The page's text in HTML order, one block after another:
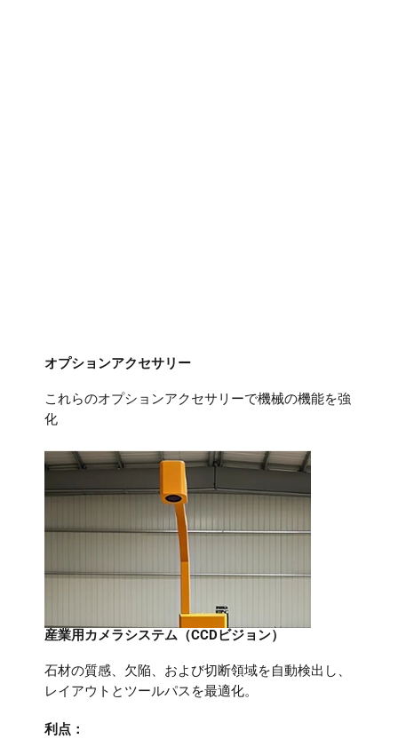
オプションアクセサリー
これらのオプションアクセサリーで機械の機能を強
化
産業用カメラシステム（CCDビジョン）
石材の質感、欠陥、および切断領域を自動検出し、
レイアウトとツールパスを最適化。
利点：